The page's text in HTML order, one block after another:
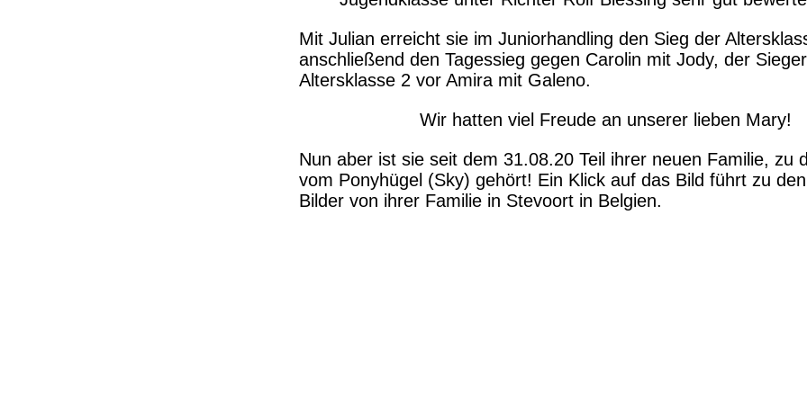
Mit Julian erreicht sie im Juniorhandling den Sieg der
anschließend den Tagessieg gegen Carolin mit Jody, der
Altersklasse 2 vor Amira mit Galeno.
Wir hatten viel Freude an unserer lieben Mary!
Nun aber ist sie seit dem 31.08.20 Teil ihrer neuen Familie, zu
vom Ponyhügel (Sky) gehört! Ein Klick auf das Bild führt zu
Bilder von ihrer Familie in Stevoort in Belgien.